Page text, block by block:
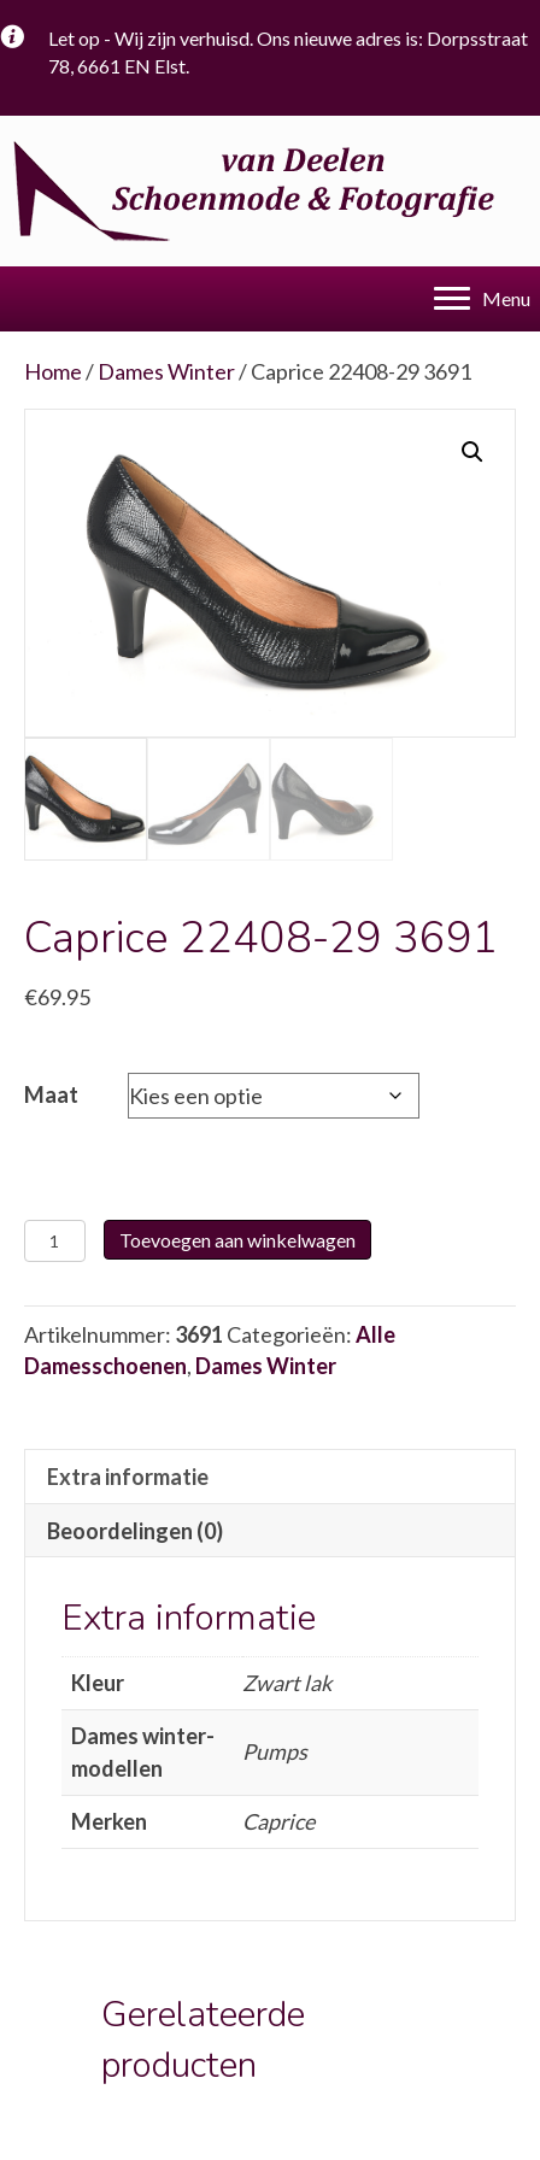
Let op - Wij zijn verhuisd. Ons nieuwe adres is: Dorpsstraat
78, 6661 EN Elst.
Menu
Home/ Dames Winter/ Caprice 22408-29 3691
Caprice 22408-29 3691
€69.95
Maat
Caprice
22408-
3691
aantal
Toevoegen aan winkelwagen
Artikelnummer: 3691 Categorieën:Alle
Damesschoenen, Dames Winter
Extra informatie
Beoordelingen (0)
Extra informatie
Kleur
Zwart lak
Dames winter-
modellen
Pumps
Merken Caprice
Gerelateerde
producten